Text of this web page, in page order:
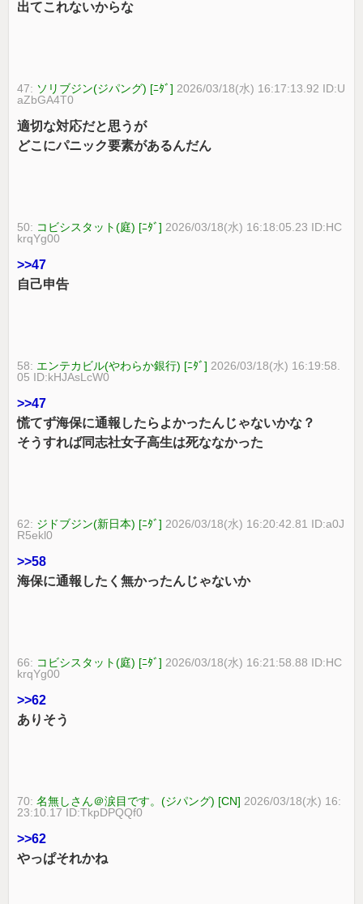
出てこれないからな
47: ソリブジン(ジパング) [ﾆﾀﾞ] 2026/03/18(水) 16:17:13.92 ID:U
aZbGA4T0
適切な対応だと思うが
どこにパニック要素があるんだん
50: コビシスタット(庭) [ﾆﾀﾞ] 2026/03/18(水) 16:18:05.23 ID:HC
krqYg00
>>47
自己申告
58: エンテカビル(やわらか銀行) [ﾆﾀﾞ] 2026/03/18(水) 16:19:58.
05 ID:kHJAsLcW0
>>47
慌てず海保に通報したらよかったんじゃないかな？
そうすれば同志社女子高生は死ななかった
62: ジドブジン(新日本) [ﾆﾀﾞ] 2026/03/18(水) 16:20:42.81 ID:a0J
R5ekl0
>>58
海保に通報したく無かったんじゃないか
66: コビシスタット(庭) [ﾆﾀﾞ] 2026/03/18(水) 16:21:58.88 ID:HC
krqYg00
>>62
ありそう
70:名無しさん＠涙目です。(ジパング) [CN] 2026/03/18(水) 16:
23:10.17 ID:TkpDPQQf0
>>62
やっぱそれかね